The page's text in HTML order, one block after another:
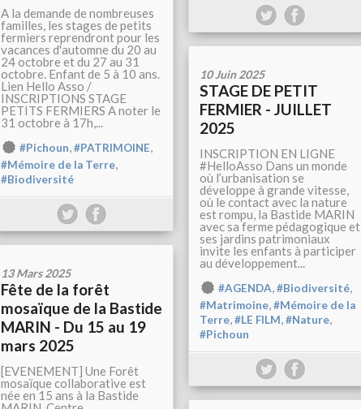
A la demande de nombreuses
familles, les stages de petits
fermiers reprendront pour les
vacances d'automne du 20 au
24 octobre et du 27 au 31
octobre. Enfant de 5 à 10 ans.
Lien Hello Asso /
INSCRIPTIONS STAGE
PETITS FERMIERS A noter le
31 octobre à 17h,...
#Pichoun,#PATRIMOINE,
#Mémoire de la Terre,
#Biodiversité
10 Juin 2025
STAGE DE PETIT
FERMIER - JUILLET
2025
INSCRIPTION EN LIGNE
#HelloAsso Dans un monde
où l’urbanisation se
développe à grande vitesse,
où le contact avec la nature
est rompu, la Bastide MARIN
avec sa ferme pédagogique et
ses jardins patrimoniaux
invite les enfants à participer
au développement...
#AGENDA,#Biodiversité,
#Matrimoine,#Mémoire de la
Terre,#LE FILM,#Nature,
#Pichoun
13 Mars 2025
Fête de la forêt
mosaïque de la Bastide
MARIN - Du 15 au 19
mars 2025
[EVENEMENT] Une Forêt
mosaïque collaborative est
née en 15 ans à la Bastide